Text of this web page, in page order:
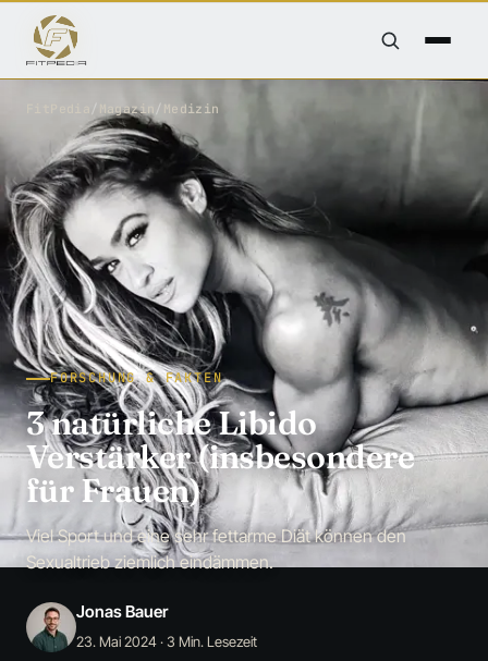
/ Magazin / Medizin
FORSCHUNG & FAKTEN
3 natürliche Libido
Verstärker (insbesondere
für Frauen)
Viel Sport und eine sehr fettarme Diät können den
Sexualtrieb ziemlich eindämmen.
Jonas Bauer
23. Mai 2024· 3 Min. Lesezeit